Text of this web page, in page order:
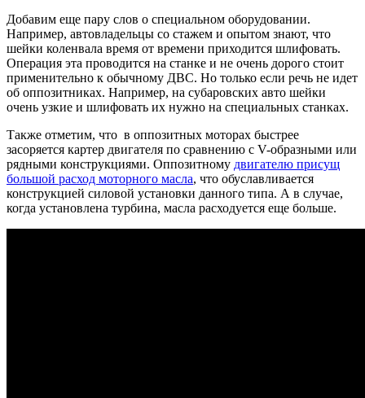
Добавим еще пару слов о специальном оборудовании.
Например, автовладельцы со стажем и опытом знают, что
шейки коленвала время от времени приходится шлифовать.
Операция эта проводится на станке и не очень дорого стоит
применительно к обычному ДВС. Но только если речь не идет
об оппозитниках. Например, на субаровских авто шейки
очень узкие и шлифовать их нужно на специальных станках.
Также отметим, что в оппозитных моторах быстрее
засоряется картер двигателя по сравнению с V-образными или
рядными конструкциями. Оппозитному двигателю присущ
большой расход моторного масла, что обуславливается
конструкцией силовой установки данного типа. А в случае,
когда установлена турбина, масла расходуется еще больше.